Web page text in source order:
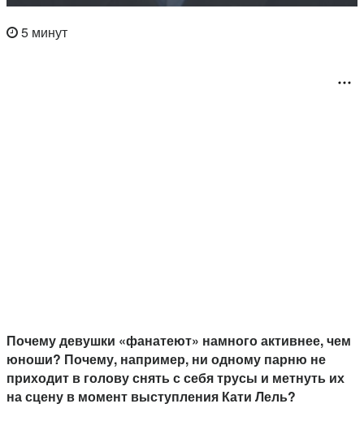
5 минут
Почему девушки «фанатеют» намного активнее, чем
юноши? Почему, например, ни одному парню не
приходит в голову снять с себя трусы и метнуть их
на сцену в момент выступления Кати Лель?